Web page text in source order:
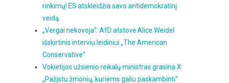
rinkimų! ES atskleidžia savo antidemokratinį
veidą.
„Vergai nekovoja“: AfD atstovė Alice Weidel
išskirtinis interviu leidiniui „The American
Conservative"
Vokietijos užsienio reikalų ministras grasina X:
„Pažįstu žmonių, kuriems galiu paskambinti“